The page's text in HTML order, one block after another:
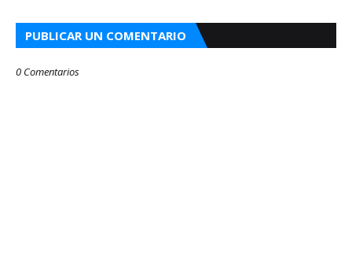
PUBLICAR UN COMENTARIO
0 Comentarios